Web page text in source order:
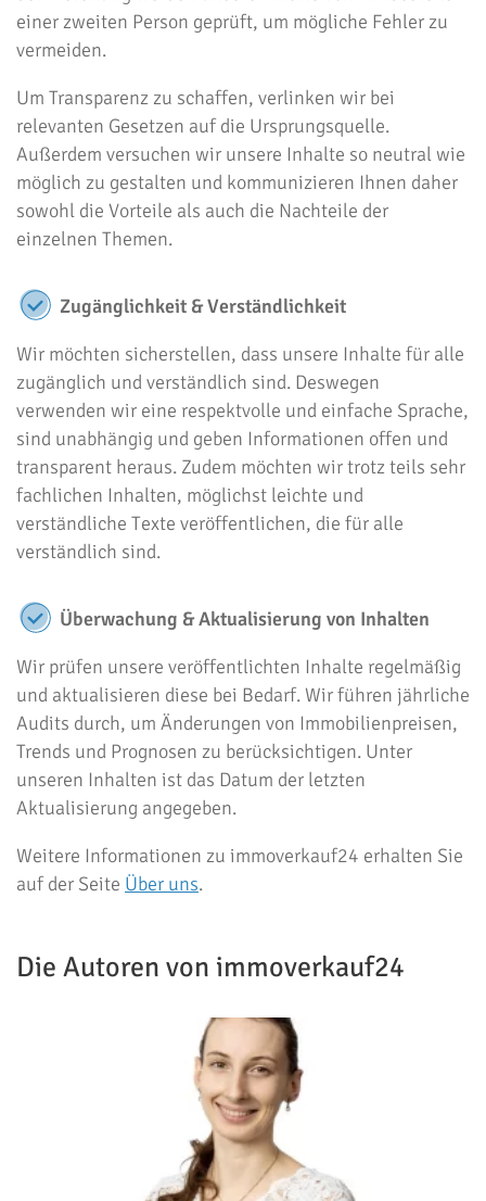
einer zweiten Person geprüft, um mögliche Fehler zu
vermeiden.
Um Transparenz zu schaffen, verlinken wir bei
relevanten Gesetzen auf die Ursprungsquelle.
Außerdem versuchen wir unsere Inhalte so neutral wie
möglich zu gestalten und kommunizieren Ihnen daher
sowohl die Vorteile als auch die Nachteile der
einzelnen Themen.
Zugänglichkeit & Verständlichkeit
Wir möchten sicherstellen, dass unsere Inhalte für alle
zugänglich und verständlich sind. Deswegen
verwenden wir eine respektvolle und einfache Sprache,
sind unabhängig und geben Informationen offen und
transparent heraus. Zudem möchten wir trotz teils sehr
fachlichen Inhalten, möglichst leichte und
verständliche Texte veröffentlichen, die für alle
verständlich sind.
Überwachung & Aktualisierung von Inhalten
Wir prüfen unsere veröffentlichten Inhalte regelmäßig
und aktualisieren diese bei Bedarf. Wir führen jährliche
Audits durch, um Änderungen von Immobilienpreisen,
Trends und Prognosen zu berücksichtigen. Unter
unseren Inhalten ist das Datum der letzten
Aktualisierung angegeben.
Weitere Informationen zu immoverkauf24 erhalten Sie
auf der Seite Über uns.
Die Autoren von immoverkauf24